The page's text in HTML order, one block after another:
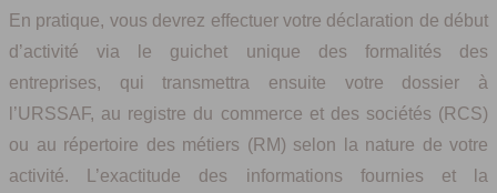
En pratique, vous devrez effectuer votre déclaration de début
d’activité via le guichet unique des formalités des
entreprises, qui transmettra ensuite votre dossier à
l’URSSAF, au registre du commerce et des sociétés (RCS)
ou au répertoire des métiers (RM) selon la nature de votre
activité. L’exactitude des informations fournies et la